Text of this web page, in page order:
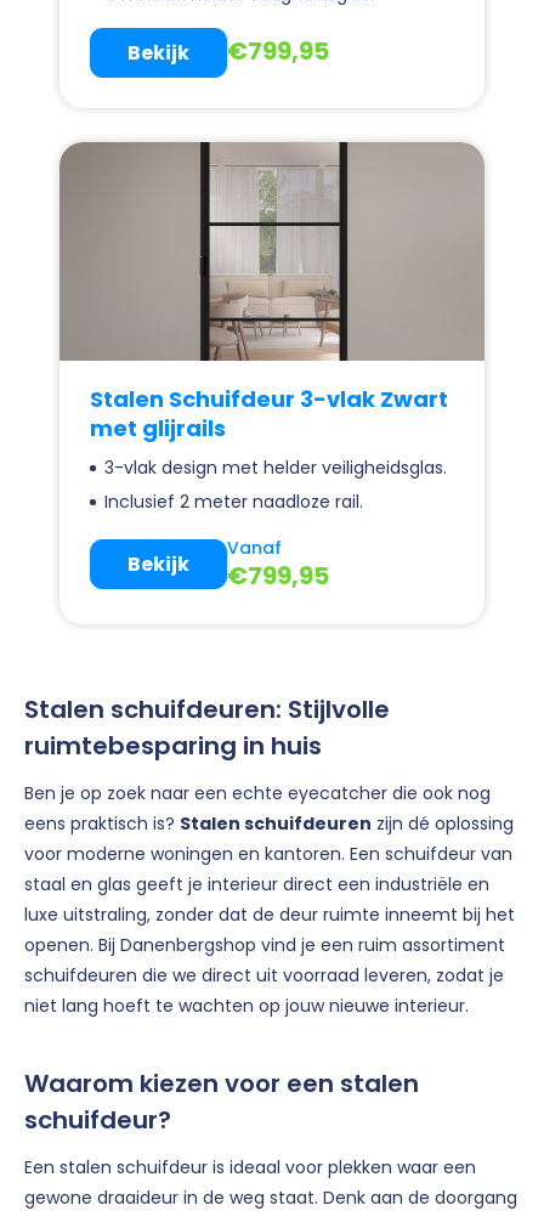
€799,95
Bekijk
Stalen Schuifdeur 3-vlak Zwart
met glijrails
3-vlak design met helder veiligheidsglas.
Inclusief 2 meter naadloze rail.
Vanaf
€799,95
Bekijk
Stalen schuifdeuren: Stijlvolle
ruimtebesparing in huis
Ben je op zoek naar een echte eyecatcher die ook nog
eens praktisch is? Stalen schuifdeuren zijn dé oplossing
voor moderne woningen en kantoren. Een schuifdeur van
staal en glas geeft je interieur direct een industriële en
luxe uitstraling, zonder dat de deur ruimte inneemt bij het
openen. Bij Danenbergshop vind je een ruim assortiment
schuifdeuren die we direct uit voorraad leveren, zodat je
niet lang hoeft te wachten op jouw nieuwe interieur.
Waarom kiezen voor een stalen
schuifdeur?
Een stalen schuifdeur is ideaal voor plekken waar een
gewone draaideur in de weg staat. Denk aan de doorgang